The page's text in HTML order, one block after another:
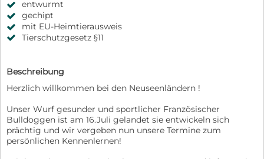
entwurmt
gechipt
mit EU-Heimtierausweis
Tierschutzgesetz §11
Beschreibung
Herzlich willkommen bei den Neuseenländern !
Unser Wurf gesunder und sportlicher Französischer
Bulldoggen ist am 16.Juli gelandet sie entwickeln sich
prächtig und wir vergeben nun unsere Termine zum
persönlichen Kennenlernen!